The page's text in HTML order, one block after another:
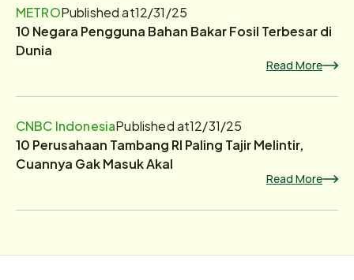
METROPublished at12/31/25
10 Negara Pengguna Bahan Bakar Fosil Terbesar di
Dunia
Read More
CNBC IndonesiaPublished at12/31/25
10 Perusahaan Tambang RI Paling Tajir Melintir,
Cuannya Gak Masuk Akal
Read More